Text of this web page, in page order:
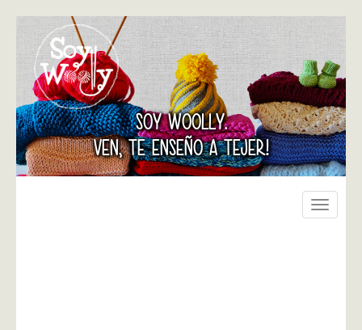
SOY WOOLLY.
VEN, TE ENSEÑO A TEJER!
Toggle